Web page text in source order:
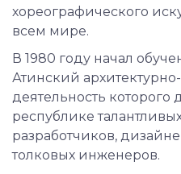
хореографического
всем мире.
В 1980 году начал
Атинский
деятельность которого
республике
разработчиков,
толковых инженеров.